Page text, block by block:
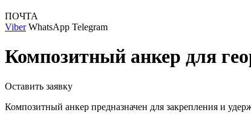
ПОЧТА
ViberWhatsApp Telegram
Композитный анкер для
Оставить заявку
Композитный анкер предназначен для закрепления и